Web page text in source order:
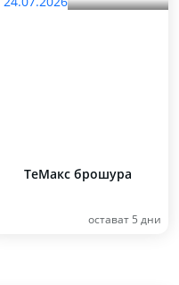
ТеMакс брошура
остават 5 дни